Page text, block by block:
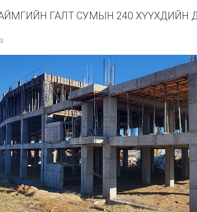
АЙМГИЙН ГАЛТ СУМЫН 240